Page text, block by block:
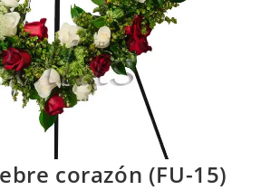
corazón (FU-15)